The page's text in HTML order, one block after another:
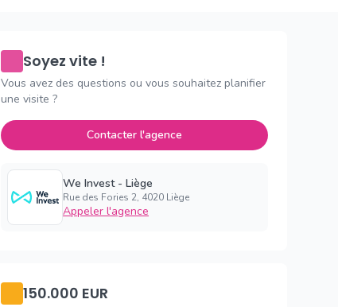
Soyez vite !
Vous avez des questions ou vous souhaitez planifier
une visite ?
Contacter l'agence
We Invest - Liège
Rue des Fories 2, 4020 Liège
Appeler l'agence
150.000 EUR